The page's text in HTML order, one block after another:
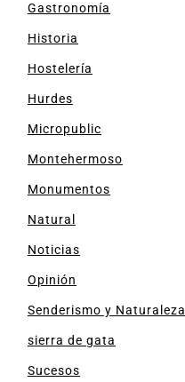
Gastronomía
Historia
Hostelería
Hurdes
Micropublic
Montehermoso
Monumentos
Natural
Noticias
Opinión
Senderismo y Naturaleza
sierra de gata
Sucesos